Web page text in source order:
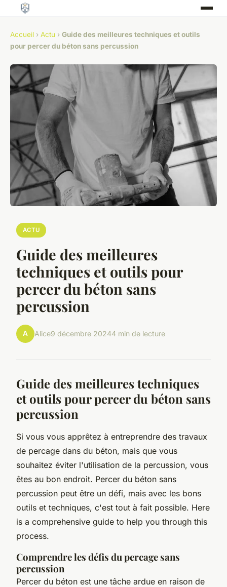
Accueil › Actu › Guide des meilleures techniques et outils
pour percer du béton sans percussion
ACTU
Guide des meilleures
techniques et outils pour
percer du béton sans
percussion
A Alice9 décembre 20244 min de lecture
Guide des meilleures techniques
et outils pour percer du béton sans
percussion
Si vous vous apprêtez à entreprendre des travaux
de percage dans du béton, mais que vous
souhaitez éviter l'utilisation de la percussion, vous
êtes au bon endroit. Percer du béton sans
percussion peut être un défi, mais avec les bons
outils et techniques, c'est tout à fait possible. Here
is a comprehensive guide to help you through this
process.
Comprendre les défis du percage sans
percussion
Percer du béton est une tâche ardue en raison de